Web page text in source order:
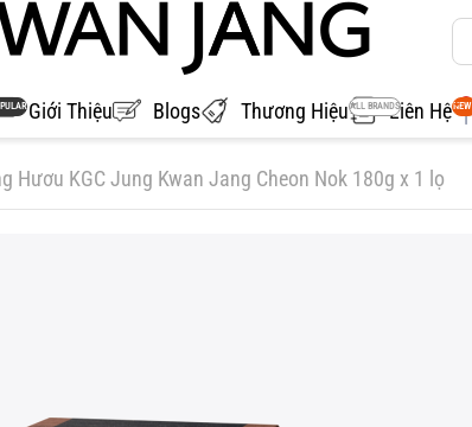
Giới Thiệu Blogs Thương Hiệu ALL BRANDSLiên HệNEW
Hươu KGC Jung Kwan Jang Cheon Nok 180g x 1 lọ